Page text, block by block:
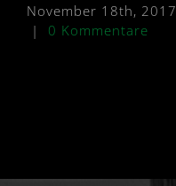
November 18th, 2017
|
0 Kommentare